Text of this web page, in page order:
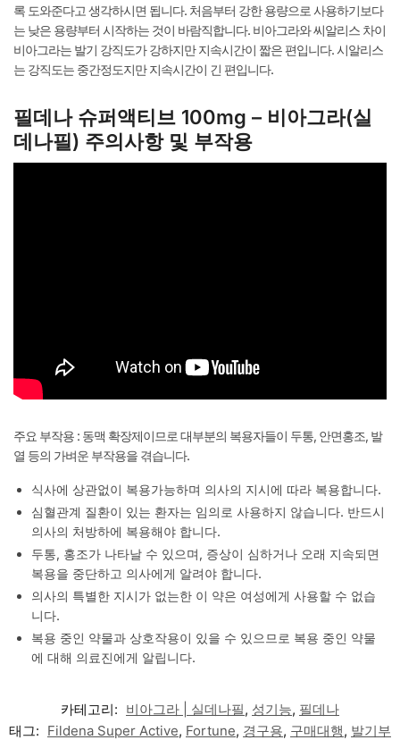
록 도와준다고 생각하시면 됩니다. 처음부터 강한 용량으로 사용하기보다
는 낮은 용량부터 시작하는 것이 바람직합니다. 비아그라와 씨알리스 차이
비아그라는 발기 강직도가 강하지만 지속시간이 짧은 편입니다. 시알리스
는 강직도는 중간정도지만 지속시간이 긴 편입니다.
필데나 슈퍼액티브 100mg – 비아그라(실
데나필) 주의사항 및 부작용
주요 부작용 : 동맥 확장제이므로 대부분의 복용자들이 두통, 안면홍조, 발
열 등의 가벼운 부작용을 겪습니다.
식사에 상관없이 복용가능하며 의사의 지시에 따라 복용합니다.
심혈관계 질환이 있는 환자는 임의로 사용하지 않습니다. 반드시
의사의 처방하에 복용해야 합니다.
두통, 홍조가 나타날 수 있으며, 증상이 심하거나 오래 지속되면
복용을 중단하고 의사에게 알려야 합니다.
의사의 특별한 지시가 없는한 이 약은 여성에게 사용할 수 없습
니다.
복용 중인 약물과 상호작용이 있을 수 있으므로 복용 중인 약물
에 대해 의료진에게 알립니다.
카테고리: 비아그라 | 실데나필, 성기능, 필데나
태그: Fildena Super Active, Fortune, 경구용, 구매대행, 발기부